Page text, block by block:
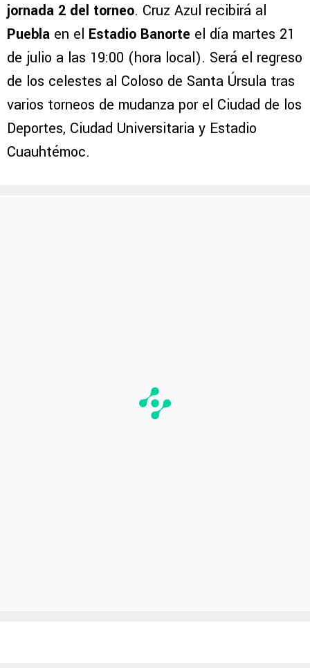
jornada 2 del torneo. Cruz Azul recibirá al
Puebla en el Estadio Banorte el día martes 21
de julio a las 19:00 (hora local). Será el regreso
de los celestes al Coloso de Santa Úrsula tras
varios torneos de mudanza por el Ciudad de los
Deportes, Ciudad Universitaria y Estadio
Cuauhtémoc.